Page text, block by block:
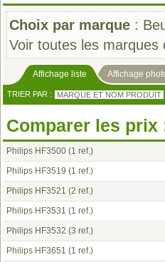
Choix par marque :
Voir toutes les marques
Affichage liste Affichage
TRIER PAR : MARQUE ET NOM PRODUIT
Comparer les
Philips HF3500 (1 ref.)
Philips HF3519 (1 ref.)
Philips HF3521 (2 ref.)
Philips HF3531 (1 ref.)
Philips HF3532 (3 ref.)
Philips HF3651 (1 ref.)